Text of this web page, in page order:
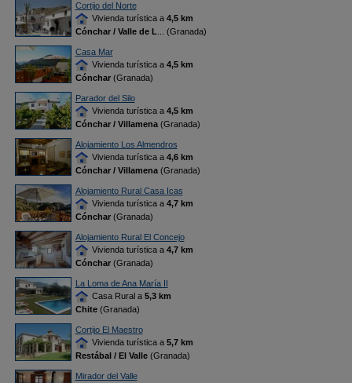
Cortijo del Norte
Vivienda turística a 4,5 km
Cónchar / Valle de L ... (Granada)
Casa Mar
Vivienda turística a 4,5 km
Cónchar(Granada)
Parador del Silo
Vivienda turística a 4,5 km
Cónchar / Villamena(Granada)
Alojamiento Los Almendros
Vivienda turística a 4,6 km
Cónchar / Villamena(Granada)
Alojamiento Rural Casa Icas
Vivienda turística a 4,7 km
Cónchar(Granada)
Alojamiento Rural El Concejo
Vivienda turística a 4,7 km
Cónchar(Granada)
La Loma de Ana María II
Casa Rural a 5,3 km
Chite(Granada)
Cortijo El Maestro
Vivienda turística a 5,7 km
Restábal / El Valle(Granada)
Mirador del Valle